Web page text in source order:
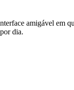
amigável em
dia.